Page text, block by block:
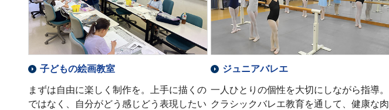
子どもの絵画教室
まずは自由に楽しく制作を。上手に描くの
ではなく、自分がどう感じどう表現したい
ジュニアバレエ
一人ひとりの個性を大切にしながら指導。
クラシックバレエ教育を通して、健康な肉